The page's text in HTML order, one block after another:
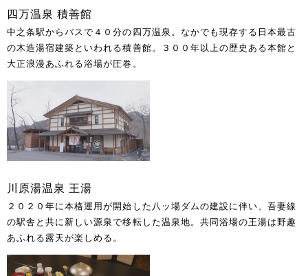
四万温泉 積善館
中之条駅からバスで４０分の四万温泉。なかでも現存する日本最古
の木造湯宿建築といわれる積善館。３００年以上の歴史ある本館と
大正浪漫あふれる浴場が圧巻。
川原湯温泉 王湯
２０２０年に本格運用が開始した八ッ場ダムの建設に伴い、吾妻線
の駅舎と共に新しい源泉で移転した温泉地。共同浴場の王湯は野趣
あふれる露天が楽しめる。